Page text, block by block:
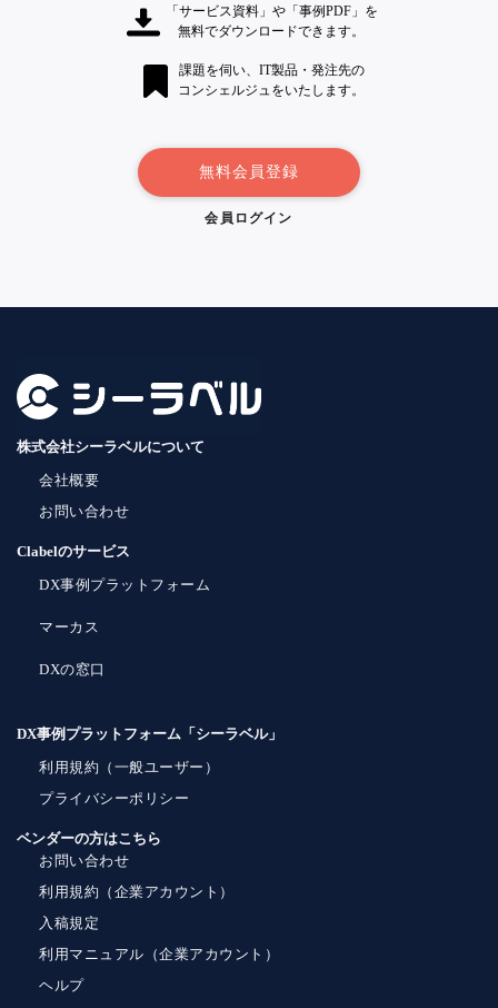
「サービス資料」や「事例PDF」を
無料でダウンロードできます。
課題を伺い、IT製品・発注先の
コンシェルジュをいたします。
無料会員登録
会員ログイン
株式会社シーラベルについて
会社概要
お問い合わせ
Clabelのサービス
DX事例プラットフォーム
マーカス
DXの窓口
DX事例プラットフォーム「シーラベル」
利用規約（一般ユーザー）
プライバシーポリシー
ベンダーの方はこちら
お問い合わせ
利用規約（企業アカウント）
入稿規定
利用マニュアル（企業アカウント）
ヘルプ